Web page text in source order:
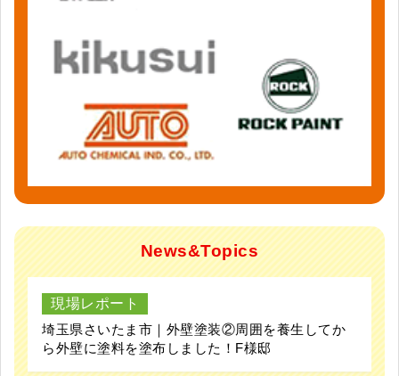
News&Topics
現場レポート
埼玉県さいたま市｜外壁塗装②周囲を養生してか
ら外壁に塗料を塗布しました！F様邸